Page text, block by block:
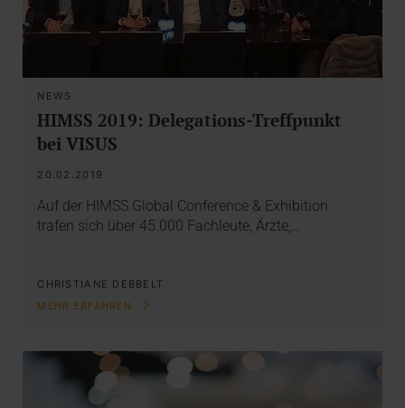
NEWS
HIMSS 2019: Delegations-Treffpunkt
bei VISUS
20.02.2019
Auf der HIMSS Global Conference & Exhibition
trafen sich über 45.000 Fachleute, Ärzte,…
CHRISTIANE DEBBELT
MEHR ERFAHREN